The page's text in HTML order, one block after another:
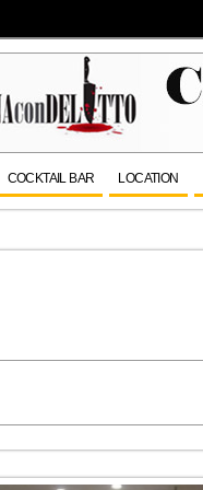
COCKTAIL BAR LOCATION